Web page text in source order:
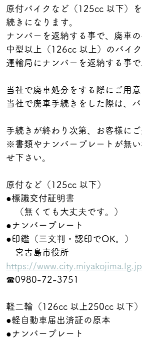
原付バイクなど（125cc 以下）
続きになります。
ナンバーを返納する事で、廃車
中型以上（126cc 以上）のバイ
運輸局にナンバーを返納する事
当社で廃車処分をする際にご用
当社で廃車手続きをした際は、
手続きが終わり次第、お客様にご
※書類やナンバープレートが無
せ下さい。
原付など（125cc 以下）
●標識交付証明書
（無くても大丈夫です。）
●ナンバープレート
●印鑑（三文判・認印でOK。）
宮古島市役所
https://
☎0980-72-3751
軽二輪（126cc 以上250cc 以下）
●軽自動車届出済証の原本
●ナンバープレート